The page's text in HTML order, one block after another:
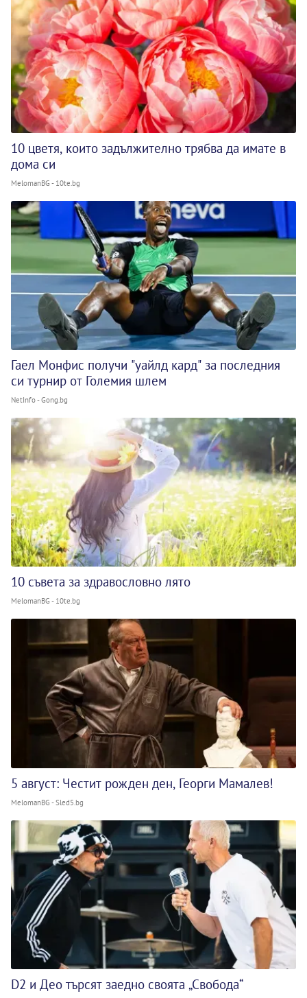
10 цветя, които задължително трябва да имате в
дома си
MelomanBG - 10te.bg
Гаел Монфис получи "уайлд кард" за последния
си турнир от Големия шлем
NetInfo - Gong.bg
10 съвета за здравословно лято
MelomanBG - 10te.bg
5 август: Честит рожден ден, Георги Мамалев!
MelomanBG - Sled5.bg
D2 и Део търсят заедно своята „Свобода“